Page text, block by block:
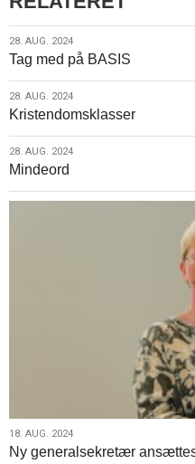
Præsteseminar
28.
aug.
2024
28. AUG. 2024
Tag med på BASIS
28.
aug.
2024
28. AUG. 2024
Kristendomsklasser
28.
aug.
2024
28. AUG. 2024
Mindeord
18.
aug.
18. AUG. 2024
Ny generalsekretær